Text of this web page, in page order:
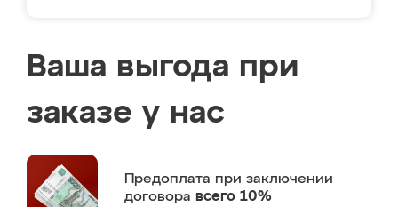
Ваша выгода при
заказе у нас
Предоплата при заключении
договора всего 10%